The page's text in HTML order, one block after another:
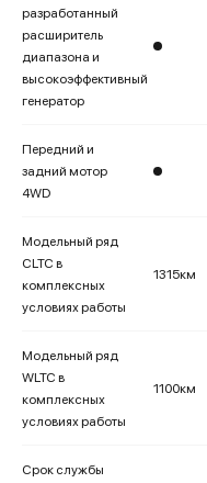
разработанный
расширитель
диапазона и
высокоэффективный
генератор
Передний и
задний мотор
4WD
Модельный ряд
CLTC в
комплексных
условиях работы
1315км
Модельный ряд
WLTC в
комплексных
условиях работы
1100км
Срок службы